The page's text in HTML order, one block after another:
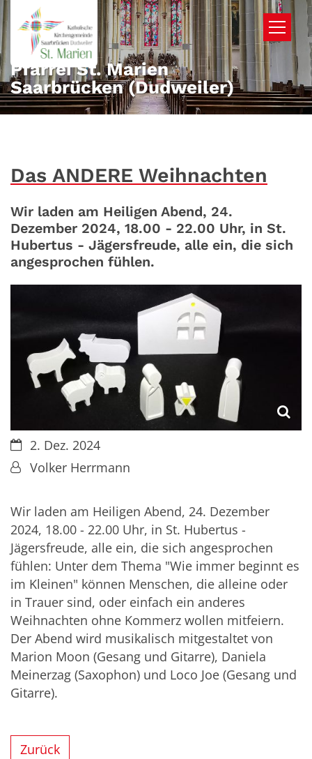
Zum Inhalt springen
Pfarrei St. Marien
Saarbrücken (Dudweiler)
Das ANDERE Weihnachten
Wir laden am Heiligen Abend, 24.
Dezember 2024, 18.00 - 22.00 Uhr, in St.
Hubertus - Jägersfreude, alle ein, die sich
angesprochen fühlen.
Datum:2. Dez. 2024
Von:Volker Herrmann
Wir laden am Heiligen Abend, 24. Dezember
2024, 18.00 - 22.00 Uhr, in St. Hubertus -
Jägersfreude, alle ein, die sich angesprochen
fühlen: Unter dem Thema "Wie immer beginnt es
im Kleinen" können Menschen, die alleine oder
in Trauer sind, oder einfach ein anderes
Weihnachten ohne Kommerz wollen mitfeiern.
Der Abend wird musikalisch mitgestaltet von
Marion Moon (Gesang und Gitarre), Daniela
Meinerzag (Saxophon) und Loco Joe (Gesang und
Gitarre).
Zurück